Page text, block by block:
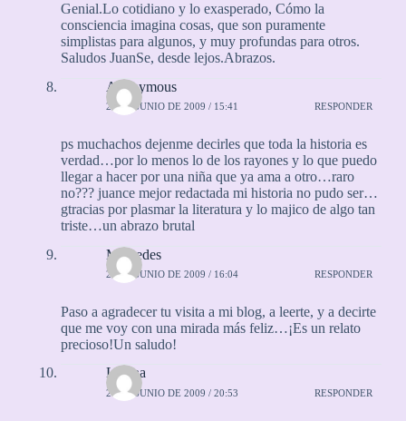
Genial.Lo cotidiano y lo exasperado, Cómo la
consciencia imagina cosas, que son puramente
simplistas para algunos, y muy profundas para otros.
Saludos JuanSe, desde lejos.Abrazos.
Anonymous
27 DE JUNIO DE 2009 / 15:41 RESPONDER
ps muchachos dejenme decirles que toda la historia es
verdad…por lo menos lo de los rayones y lo que puedo
llegar a hacer por una niña que ya ama a otro…raro
no??? juance mejor redactada mi historia no pudo ser…
gtracias por plasmar la literatura y lo majico de algo tan
triste…un abrazo brutal
Mercedes
28 DE JUNIO DE 2009 / 16:04 RESPONDER
Paso a agradecer tu visita a mi blog, a leerte, y a decirte
que me voy con una mirada más feliz…¡Es un relato
precioso!Un saludo!
Liliana
28 DE JUNIO DE 2009 / 20:53 RESPONDER